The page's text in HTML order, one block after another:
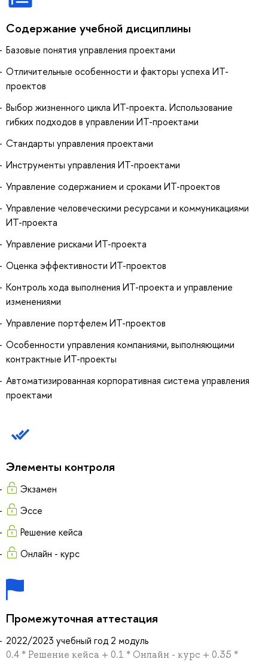
Содержание учебной дисциплины
Базовые понятия управления проектами
Отличительные особенности и факторы успеха ИТ-
проектов
Выбор жизненного цикла ИТ-проекта. Использование
гибких подходов в управлении ИТ-проектами
Стандарты управления проектами
Инструменты управления ИТ-проектами
Управление содержанием и сроками ИТ-проектов
Управление человеческими ресурсами и коммуникациями
ИТ-проекта
Управление рисками ИТ-проекта
Оценка эффективности ИТ-проектов
Контроль хода выполнения ИТ-проекта и управление
изменениями
Управление портфелем ИТ-проектов
Особенности управления компаниями, выполняющими
контрактные ИТ-проекты
Автоматизированная корпоративная система управления
проектами
Элементы контроля
Экзамен
Эссе
Решение кейса
Онлайн - курс
Промежуточная аттестация
2022/2023 учебный год 2 модуль
0.4 * Решение кейса + 0.1 * Онлайн - курс + 0.35 *